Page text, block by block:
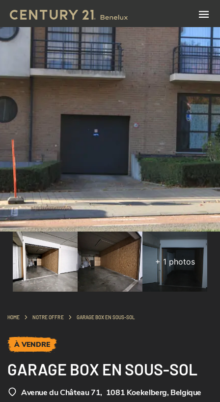
+ 1 photos
HOME NOTRE OFFRE GARAGE BOX EN SOUS-SOL
À VENDRE
GARAGE BOX EN SOUS-SOL
Avenue du Château 71, 1081 Koekelberg, Belgique